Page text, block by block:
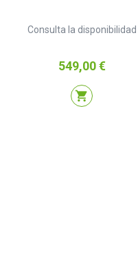
Consulta la disponibilidad
Precio
549,00 €
shopping_cart